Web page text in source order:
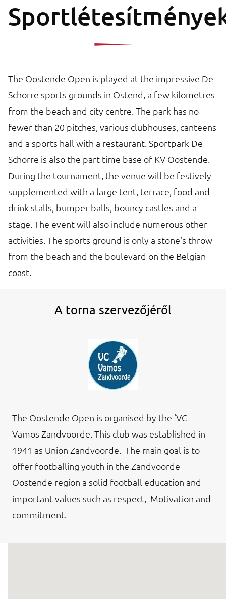
The Oostende Open is played at the impressive De
Schorre sports grounds in Ostend, a few kilometres
from the beach and city centre. The park has no
fewer than 20 pitches, various clubhouses, canteens
and a sports hall with a restaurant. Sportpark De
Schorre is also the part-time base of KV Oostende.
During the tournament, the venue will be festively
supplemented with a large tent, terrace, food and
drink stalls, bumper balls, bouncy castles and a
stage. The event will also include numerous other
activities. The sports ground is only a stone's throw
from the beach and the boulevard on the Belgian
coast.
A torna szervezőjéről
The Oostende Open is organised by the 'VC
Vamos Zandvoorde. This club was established in
1941 as Union Zandvoorde. The main goal is to
offer footballing youth in the Zandvoorde-
Oostende region a solid football education and
important values such as respect, Motivation and
commitment.